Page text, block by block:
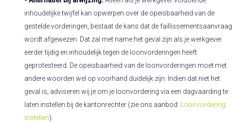
inhoudelijke twijfel kan opwerpen over de opeisbaarheid van de
gestelde vorderingen, bestaat de kans dat de faillissementsaanvraag
wordt afgewezen. Dat zal met name het geval zijn als je werkgever
eerder tijdig en inhoudelijk tegen de loonvorderingen heeft
geprotesteerd. De opeisbaarheid van de loonvorderingen moet met
andere woorden wel op voorhand duidelijk zijn. Indien dat niet het
geval is, adviseren wij je om je loonvordering via een dagvaarding te
laten instellen bij de kantonrechter (zie ons aanbod:
Loonvordering
instellen).